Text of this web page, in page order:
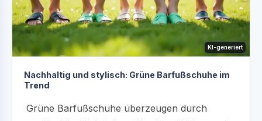
KI-generiert
Nachhaltig und stylisch: Grüne Barfußschuhe im
Trend
Grüne Barfußschuhe überzeugen durch